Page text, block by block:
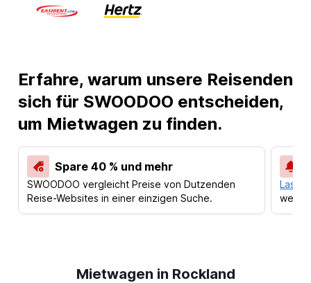
Erfahre, warum unsere Reisenden
sich für SWOODOO entscheiden,
um Mietwagen zu finden.
Spare 40 % und mehr
SWOODOO vergleicht Preise von Dutzenden
Reise-Websites in einer einzigen Suche.
Lass
Mietwagen in Rockland